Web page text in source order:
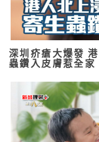
深圳疥瘡大爆發
蟲鑽入皮膚惹全家